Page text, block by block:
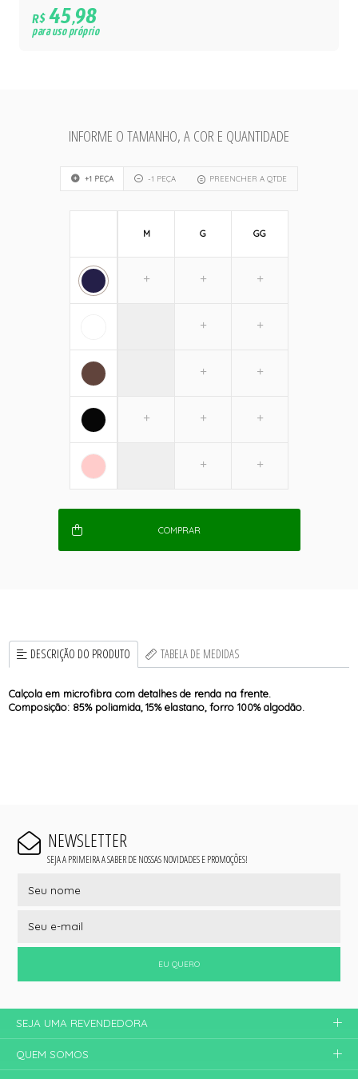
R$45,98
para uso próprio
INFORME O TAMANHO, A COR E QUANTIDADE
+1 PEÇA -1 PEÇA PREENCHER A QTDE
M G GG
COMPRAR
DESCRIÇÃO DO PRODUTO TABELA DE MEDIDAS
Calçola em microfibra com detalhes de renda na frente.
Composição: 85% poliamida, 15% elastano, forro 100% algodão.
NEWSLETTER
SEJA A PRIMEIRA A SABER DE NOSSAS NOVIDADES E PROMOÇÕES!
EU QUERO
SEJA UMA REVENDEDORA
QUEM SOMOS